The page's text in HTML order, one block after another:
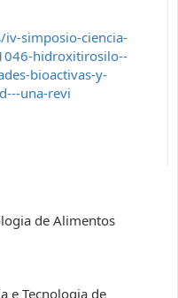
simposio-ciencia-
hidroxitirosilo--
bioactivas-y-
una-revi
de Alimentos
e Tecnologia de